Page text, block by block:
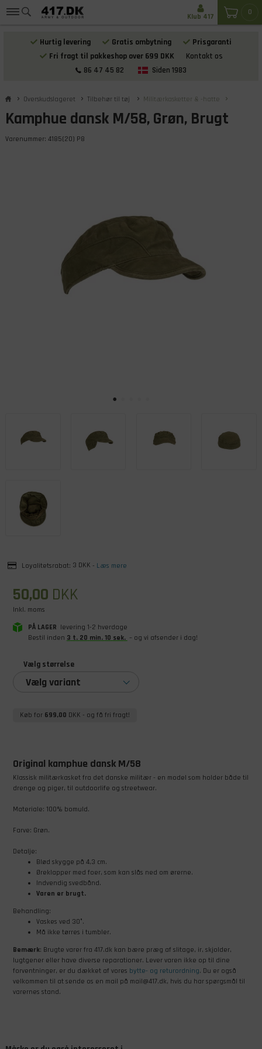
Hurtig levering Gratis ombytning
Prisgaranti
Fri fragt til pakkeshop over 699 DKK
Kontakt os
86 47 45 82
Siden 1983
0
Klub 417
Overskudslageret Tilbehør til tøj Militærkasketter & -hatte
Kamphue dansk M/58, Grøn, Brugt
Varenummer: 4185(20) P8
Loyalitetsrabat: 3 DKK - Læs mere
50,00 DKK
Inkl. moms
PÅ LAGER levering 1-2 hverdage
Bestil inden 3 t. 20 min. 10 sek. – og vi afsender i dag!
Vælg størrelse
Vælg variant
Køb for 699,00 DKK - og få fri fragt!
Original kamphue dansk M/58
Klassisk militærkasket fra det danske militær - en model som holder både til
drenge og piger, til outdoorlife og streetwear.
Materiale: 100% bomuld.
Farve: Grøn.
Detalje:
Blød skygge på 4,3 cm.
Øreklapper med foer, som kan slås ned om ørerne.
Indvendig svedbånd.
Varen er brugt.
Behandling:
Vaskes ved 30°.
Må ikke tørres i tumbler.
Bemærk: Brugte varer fra 417.dk kan bære præg af slitage, ir, skjolder,
lugtgener eller have diverse reparationer. Lever varen ikke op til dine
forventninger, er du dækket af vores bytte- og returordning. Du er også
velkommen til at sende os en mail på mail@417.dk, hvis du har spørgsmål til
varernes stand.